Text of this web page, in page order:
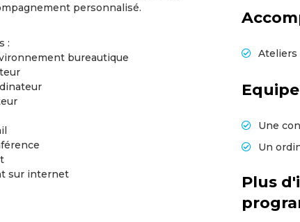
personnalisé.
:
bureautique
sur internet
Ateliers
Une
Un
Plus